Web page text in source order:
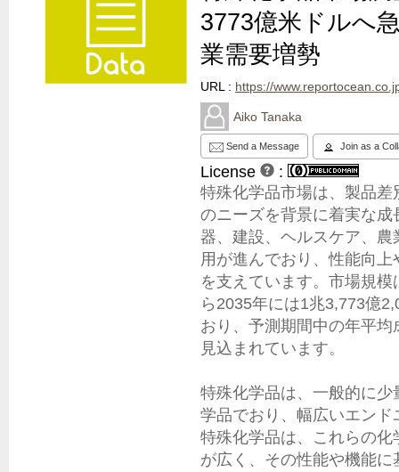
3773億米ドルへ
業需要増勢
URL : https://
Aiko Tanaka
Send a Message Join as a
License
:
特殊化学品市場は、製品
のニーズを背景に着実な
器、建設、ヘルスケア、
用が進んでおり、性能向
を支えています。市場規
ら2035年には1兆3,773億
おり、予測期間中の年平
見込まれています。
特殊化学品は、一般的に
学品でおり、幅広いエン
特殊化学品は、これらの
が広く、その性能や機能